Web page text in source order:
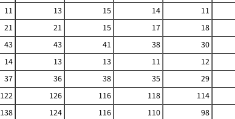
11 13 15 14
11
21 21 15 17
18
43 43 41 38
30
14 13 13 11
12
37 36 38 35
29
122 126 116 118
114
138 124 116 110
98